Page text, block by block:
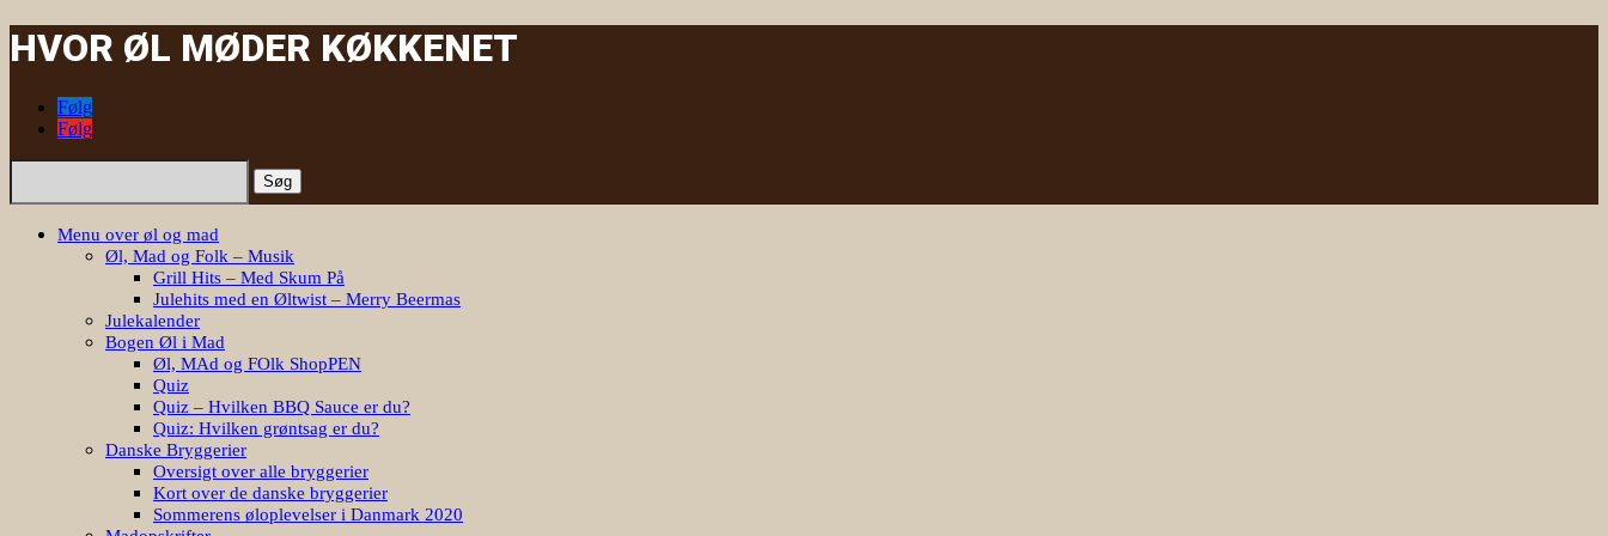
HVOR ØL MØDER KØKKENET
Følg
Følg
Søg
Menu over øl og mad
Øl, Mad og Folk – Musik
Grill Hits – Med Skum På
Julehits med en Øltwist – Merry Beermas
Julekalender
Bogen Øl i Mad
Øl, MAd og FOlk ShopPEN
Quiz
Quiz – Hvilken BBQ Sauce er du?
Quiz: Hvilken grøntsag er du?
Danske Bryggerier
Oversigt over alle bryggerier
Kort over de danske bryggerier
Sommerens øloplevelser i Danmark 2020